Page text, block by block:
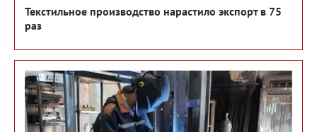
Текстильное производство нарастило экспорт в 75
раз